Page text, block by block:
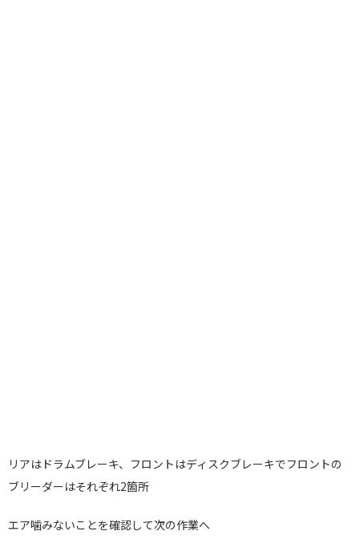
リアはドラムブレーキ、フロントはディスクブレーキでフロントの
ブリーダーはそれぞれ2箇所
エア噛みないことを確認して次の作業へ